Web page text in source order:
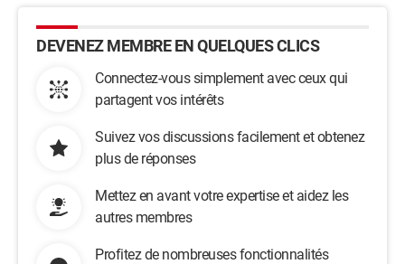
DEVENEZ MEMBRE EN QUELQUES CLICS
Connectez-vous simplement avec ceux qui
partagent vos intérêts
Suivez vos discussions facilement et obtenez
plus de réponses
Mettez en avant votre expertise et aidez les
autres membres
Profitez de nombreuses fonctionnalités